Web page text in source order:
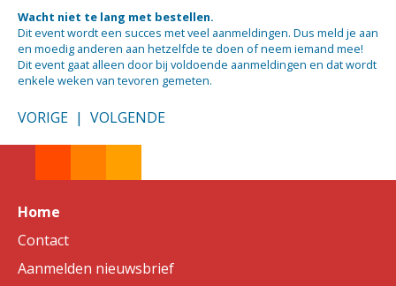
Wacht niet te lang met bestellen.
Dit event wordt een succes met veel aanmeldingen. Dus meld je aan
en moedig anderen aan hetzelfde te doen of neem iemand mee!
Dit event gaat alleen door bij voldoende aanmeldingen en dat wordt
enkele weken van tevoren gemeten.
VORIGE | VOLGENDE
Home
Contact
Aanmelden nieuwsbrief